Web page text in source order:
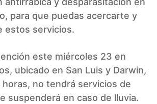
para que puedas acercarte y
estos servicios.
este miércoles 23 en
ubicado en San Luis y Darwin,
horas, no tendrá servicios de
suspenderá en caso de lluvia.